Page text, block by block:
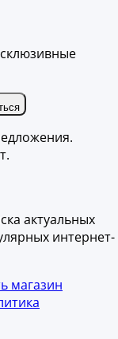
актуальных
интернет-
магазин